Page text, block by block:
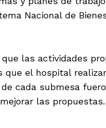
Nacional de
las actividades
que el hospital
cada submesa
las propuestas.